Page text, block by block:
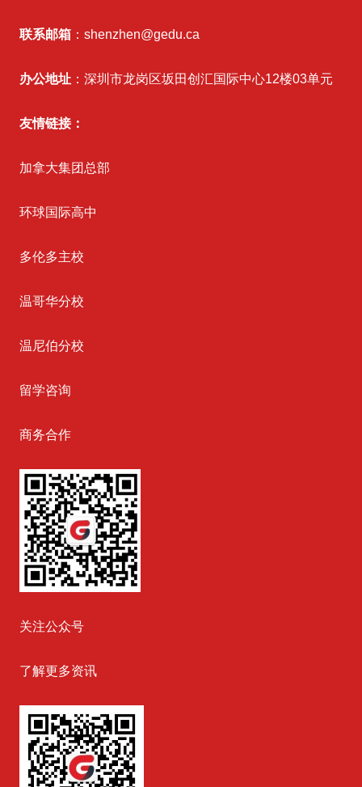
联系邮箱 ：shenzhen@gedu.ca
办公地址 ：深圳市龙岗区坂田创汇国际中心12楼03单元
友情链接：
加拿大集团总部
环球国际高中
多伦多主校
温哥华分校
温尼伯分校
留学咨询
商务合作
关注公众号
了解更多资讯